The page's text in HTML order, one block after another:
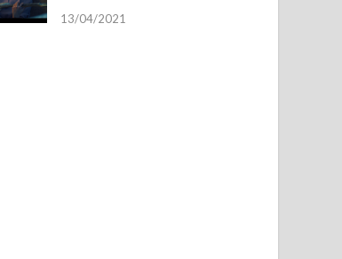
13/04/2021